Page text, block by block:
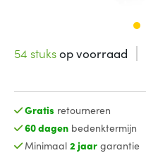
54 stuksop voorraad
Gratis retourneren
60 dagenbedenktermijn
Minimaal 2 jaargarantie